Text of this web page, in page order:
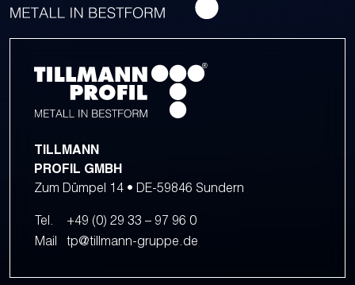
TILLMANN
PROFIL GMBH
Zum Dümpel 14 • DE-59846 Sundern
Tel.
+49 (0) 29 33 – 97 96 0
Mail
tp@tillmann-gruppe.de